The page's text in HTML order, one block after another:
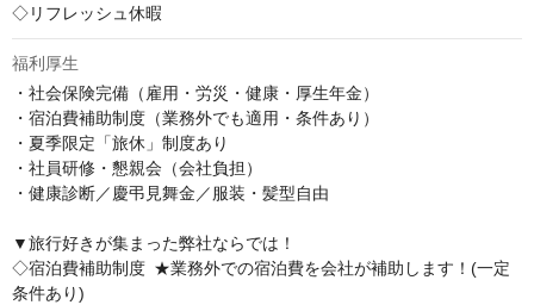
◇リフレッシュ休暇
福利厚生
・社会保険完備（雇用・労災・健康・厚生年金）
・宿泊費補助制度（業務外でも適用・条件あり）
・夏季限定「旅休」制度あり
・社員研修・懇親会（会社負担）
・健康診断／慶弔見舞金／服装・髪型自由
▼旅行好きが集まった弊社ならでは！
◇宿泊費補助制度 ★業務外での宿泊費を会社が補助します！(一定
条件あり)